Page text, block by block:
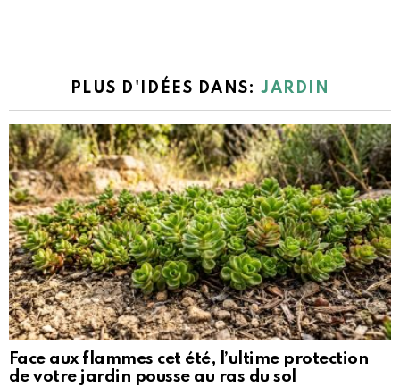
PLUS D'IDÉES DANS:JARDIN
Face aux flammes cet été, l’ultime protection
de votre jardin pousse au ras du sol